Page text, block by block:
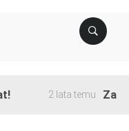
2 lata temu